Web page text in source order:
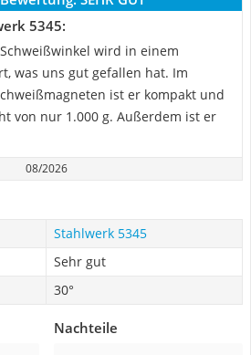
5345:
wird in einem
was uns gut gefallen hat. Im
ist er kompakt und
von nur 1.000 g. Außerdem ist er
08/2026
Stahlwerk 5345
Sehr gut
30°
Nachteile